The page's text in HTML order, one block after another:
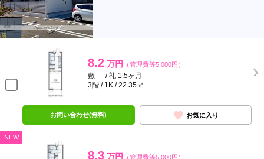
8.2 万円 （管理費等5,000円）
敷 － / 礼 1.5ヶ月
3階 / 1K / 22.35㎡
お問い合わせ(無料) お気に入り
NEW
8.3 万円 （管理費等5,000円）